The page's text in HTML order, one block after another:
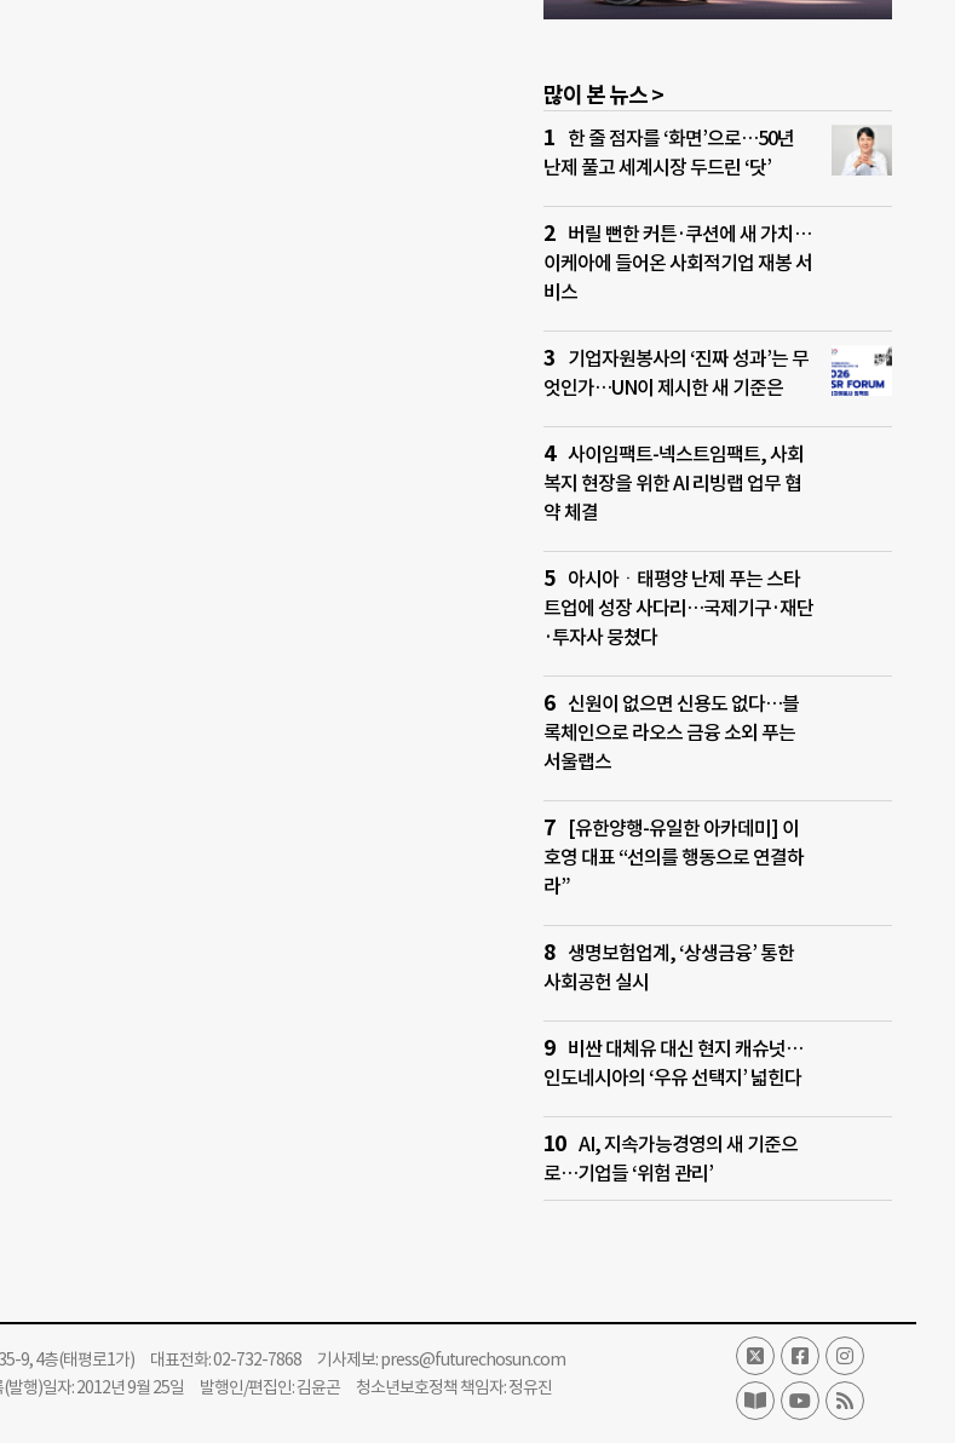
많이 본 뉴스 >
한 줄 점자를 ‘화면’으로…50년
난제 풀고 세계시장 두드린 ‘닷’
버릴 뻔한 커튼·쿠션에 새 가치…
이케아에 들어온 사회적기업 재봉 서
비스
기업자원봉사의 ‘진짜 성과’는 무
엇인가…UN이 제시한 새 기준은
사이임팩트-넥스트임팩트, 사회
복지 현장을 위한 AI 리빙랩 업무 협
약 체결
아시아ㆍ태평양 난제 푸는 스타
트업에 성장 사다리…국제기구·재단
·투자사 뭉쳤다
신원이 없으면 신용도 없다…블
록체인으로 라오스 금융 소외 푸는
서울랩스
[유한양행-유일한 아카데미] 이
호영 대표 “선의를 행동으로 연결하
라”
생명보험업계, ‘상생금융’ 통한
사회공헌 실시
비싼 대체유 대신 현지 캐슈넛…
인도네시아의 ‘우유 선택지’ 넓힌다
AI, 지속가능경영의 새 기준으
로…기업들 ‘위험 관리’
9, 4층(태평로1가) 대표전화: 02-732-7868 기사제보:press@futurechosun.com
행)일자: 2012년 9월 25일 발행인/편집인: 김윤곤 청소년보호정책 책임자: 정유진